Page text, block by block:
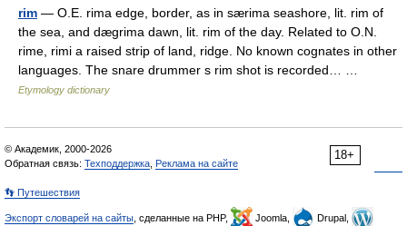
rim — O.E. rima edge, border, as in særima seashore, lit. rim of
the sea, and dægrima dawn, lit. rim of the day. Related to O.N.
rime, rimi a raised strip of land, ridge. No known cognates in other
languages. The snare drummer s rim shot is recorded… …
Etymology dictionary
18+
© Академик, 2000-2026
Обратная связь: Техподдержка Реклама на сайте
👣 Путешествия
Экспорт словарей на сайты , сделанные на PHP, Joomla,
Drupal,